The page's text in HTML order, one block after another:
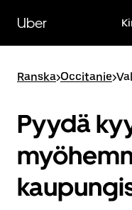
siirry
pääsisältöön
Uber
Ranska>Occitanie>
Pyydä